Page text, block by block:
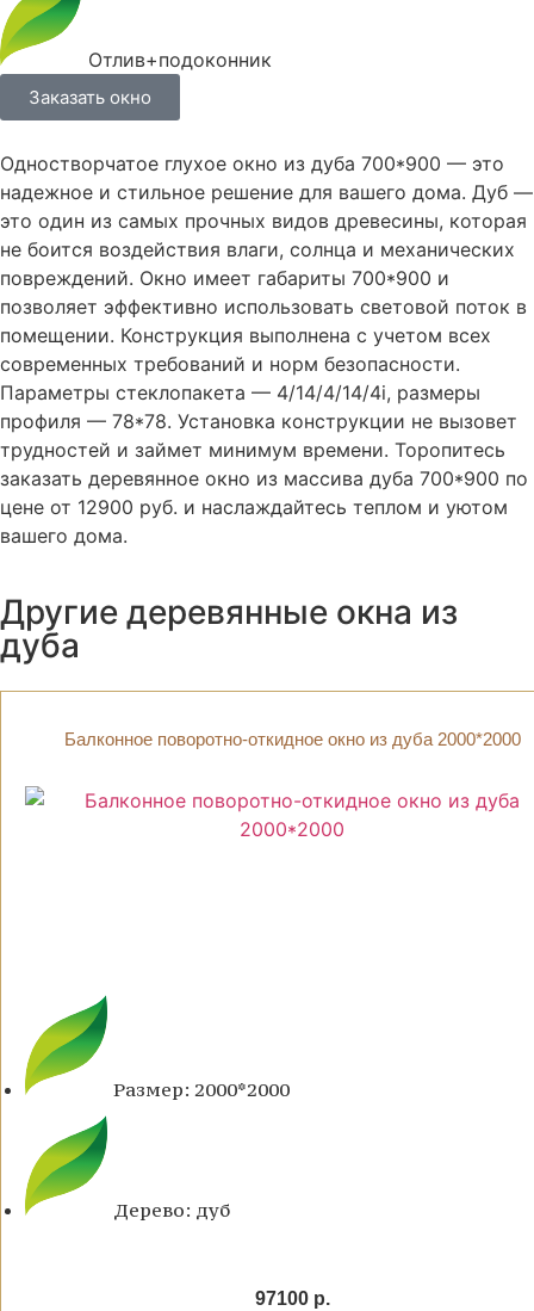
Отлив+подоконник
Заказать окно
Одностворчатое глухое окно из дуба 700*900 — это
надежное и стильное решение для вашего дома. Дуб —
это один из самых прочных видов древесины, которая
не боится воздействия влаги, солнца и механических
повреждений. Окно имеет габариты 700*900 и
позволяет эффективно использовать световой поток в
помещении. Конструкция выполнена с учетом всех
современных требований и норм безопасности.
Параметры стеклопакета — 4/14/4/14/4i, размеры
профиля — 78*78. Установка конструкции не вызовет
трудностей и займет минимум времени. Торопитесь
заказать деревянное окно из массива дуба 700*900 по
цене от 12900 руб. и наслаждайтесь теплом и уютом
вашего дома.
Другие деревянные окна из
дуба
Балконное поворотно-откидное окно из дуба 2000*2000
Размер: 2000*2000
Дерево: дуб
97100 р.